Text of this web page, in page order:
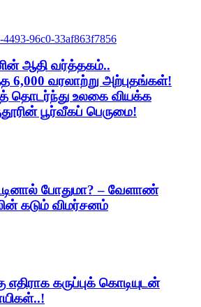
ஆதி வர்த்தகம்..
6,000 வரலாற்று அற்புதங்கள்!
தொடர்ந்து உலகை வியக்க
பூர்வீகப் பெருமை!
போதுமா? – வேளாண்
கடும் விமர்சனம்
கருப்புக் கொடியுடன்